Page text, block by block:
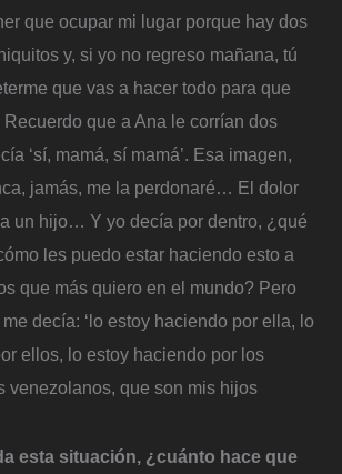
que ocupar mi lugar porque hay dos
y, si yo no regreso mañana, tú
que vas a hacer todo para que
Recuerdo que a Ana le corrían dos
‘sí, mamá, sí mamá’. Esa imagen,
jamás, me la perdonaré… El dolor
un hijo… Y yo decía por dentro, ¿qué
les puedo estar haciendo esto a
que más quiero en el mundo? Pero
decía: ‘lo estoy haciendo por ella, lo
ellos, lo estoy haciendo por los
venezolanos, que son mis hijos
esta situación, ¿cuánto hace que